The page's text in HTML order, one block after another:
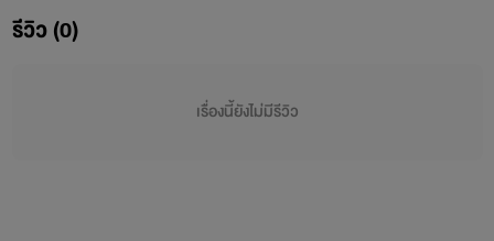
รีวิว (0)
เรื่องนี้ยังไม่มีรีวิว